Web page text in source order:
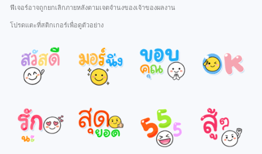
ฟีเจอร์อาจถูกยกเลิกภายหลังตามเจตจำนงของเจ้าของผลงาน
โปรดแตะที่สติกเกอร์เพื่อดูตัวอย่าง